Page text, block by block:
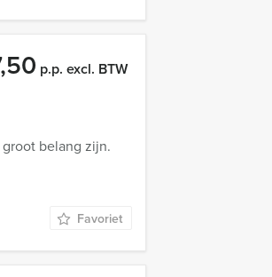
p.p. excl. BTW
belang zijn.
Favoriet